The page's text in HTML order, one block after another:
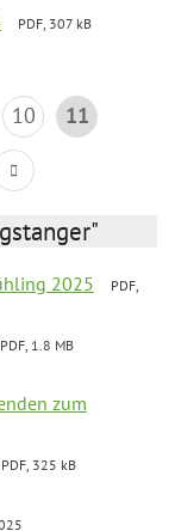
PDF, 307 kB
10
11
2025
PDF,
PDF, 1.8 MB
zum
PDF, 325 kB